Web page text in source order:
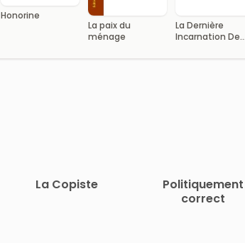
Honorine
La paix du
ménage
La Dernière
Incarnation De
La Copiste
Politiquement
correct